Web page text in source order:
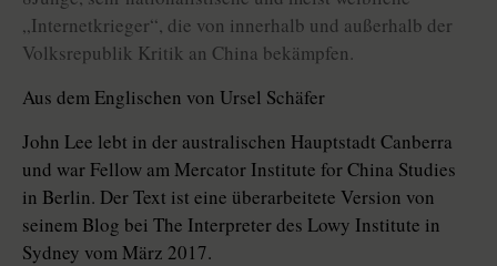
„Internetkrieger“, die von innerhalb und außerhalb der
Volksrepublik Kritik an China bekämpfen.
Aus dem Englischen von Ursel Schäfer
John Lee lebt in der australischen Hauptstadt Canberra
und war Fellow am Mercator Institute for China Studies
in Berlin. Der Text ist eine überarbeitete Version von
seinem Blog bei The Interpreter des Lowy Institute in
Sydney vom März 2017.